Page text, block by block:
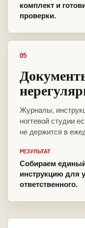
комплект и
проверки.
05
Журналы,
ногтевой студии
не держится в
РЕЗУЛЬТАТ
Собираем
инструкцию для
ответственного.